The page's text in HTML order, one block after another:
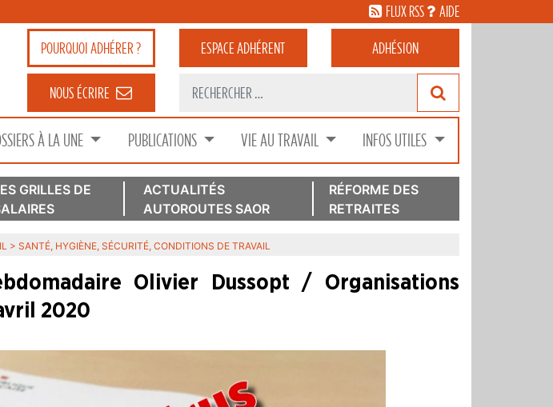
FLUX RSS AIDE
POURQUOIADHÉRER ? ESPACEADHÉRENT ADHÉSION
NOUS ÉCRIRE
À LA UNE PUBLICATIONS VIE AU TRAVAIL INFOS UTILES
GRILLES DE
ACTUALITÉS
AUTOROUTES SAOR
RÉFORME DES
RETRAITES
> SANTÉ, HYGIÈNE, SÉCURITÉ, CONDITIONS DE TRAVAIL
Olivier Dussopt / Organisations
2020